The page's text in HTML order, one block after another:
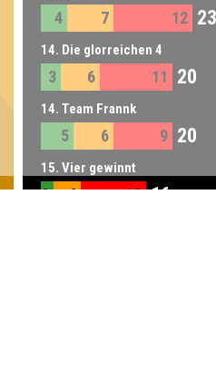
4 7 12 23
14. Die glorreichen 4
3 6 11 20
14. Team Frannk
5 6 9 20
15. Vier gewinnt
2 4 10 16